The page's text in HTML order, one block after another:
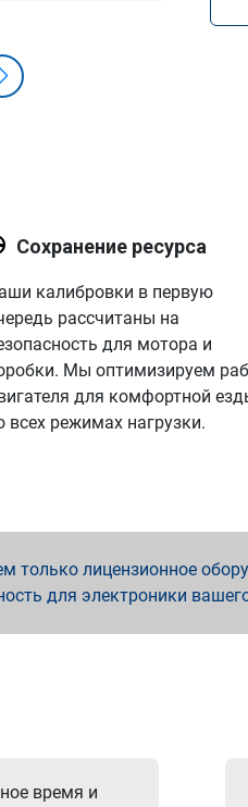
Сохранение ресурса
калибровки в первую
рассчитаны на
для мотора и
Мы оптимизируем
для комфортной
всех режимах нагрузки.
лицензионное
для электроники
время и